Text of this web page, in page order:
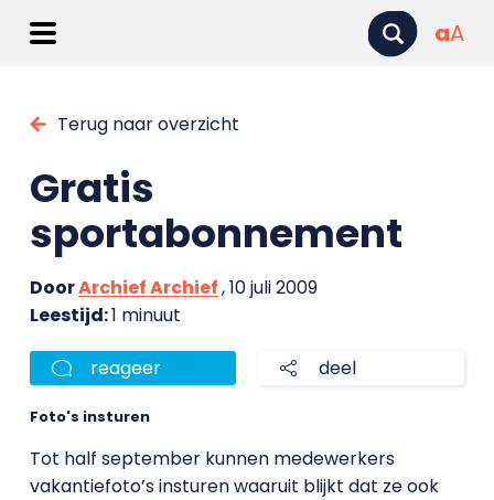
aA
Terug naar overzicht
Gratis
sportabonnement
DoorArchief Archief, 10 juli 2009
Leestijd:1 minuut
reageer deel
Foto's insturen
Tot half september kunnen medewerkers
vakantiefoto’s insturen waaruit blijkt dat ze ook